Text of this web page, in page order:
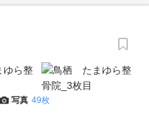
写真 49枚